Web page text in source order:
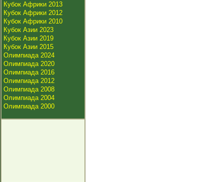
Кубок Африки 2013
Кубок Африки 2012
Кубок Африки 2010
Кубок Азии 2023
Кубок Азии 2019
Кубок Азии 2015
Олимпиада 2024
Олимпиада 2020
Олимпиада 2016
Олимпиада 2012
Олимпиада 2008
Олимпиада 2004
Олимпиада 2000